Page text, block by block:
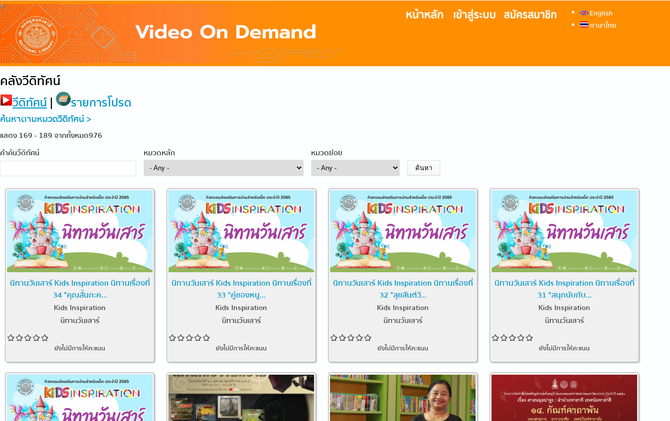
English
ภาษาไทย
คลังวีดิทัศน์
วีดิทัศน์ | รายการโปรด
ค้นหาตามหมวดวีดิทัศน์ >
แสดง 169 - 189 จากทั้งหมด976
คำค้นวีดิทัศน์
หมวดหลัก หมวดย่อย
นิทานวันเสาร์ Kids Inspiration นิทานเรื่องที่
34 "คุณสั้นกะค...
Kids Inspiration
นิทานวันเสาร์
ยังไม่มีการให้คะแนน
นิทานวันเสาร์ Kids Inspiration นิทานเรื่องที่
33 "คู่ของหนู...
Kids Inspiration
นิทานวันเสาร์
ยังไม่มีการให้คะแนน
นิทานวันเสาร์ Kids Inspiration นิทานเรื่องที่
32 "สุขสันต์วั...
Kids Inspiration
นิทานวันเสาร์
ยังไม่มีการให้คะแนน
นิทานวันเสาร์ Kids Inspiration นิทานเรื่องที่
31 "สนุกนับกับ...
Kids Inspiration
นิทานวันเสาร์
ยังไม่มีการให้คะแนน